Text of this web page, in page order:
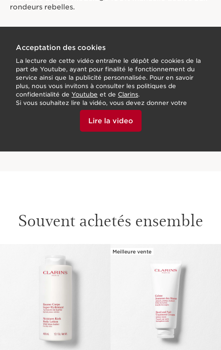
rondeurs rebelles.
Acceptation des cookies
La lecture de cette vidéo entraîne le dépôt de cookies de la
part de Youtube, ayant pour finalité le fonctionnement du
service ainsi que la publicité personnalisée. Pour en savoir
plus, nous vous invitons à consulter les politiques de
confidentialité de Youtube et de Clarins.
Si vous souhaitez lire la vidéo, vous devez donner votre
accord en cliquant ci-dessous.
Lire la video
Souvent achetés ensemble
ALLER AU CONTENU
Meilleure vente